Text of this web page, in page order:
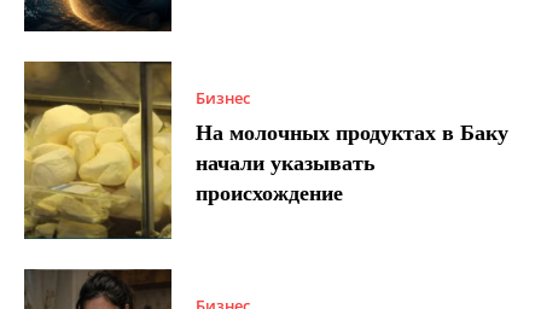
Бизнес
На молочных продуктах в Баку
начали указывать
происхождение